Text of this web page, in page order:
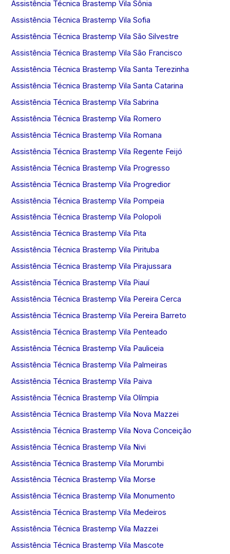
Assistência Técnica Brastemp Vila Sônia
Assistência Técnica Brastemp Vila Sofia
Assistência Técnica Brastemp Vila São Silvestre
Assistência Técnica Brastemp Vila São Francisco
Assistência Técnica Brastemp Vila Santa Terezinha
Assistência Técnica Brastemp Vila Santa Catarina
Assistência Técnica Brastemp Vila Sabrina
Assistência Técnica Brastemp Vila Romero
Assistência Técnica Brastemp Vila Romana
Assistência Técnica Brastemp Vila Regente Feijó
Assistência Técnica Brastemp Vila Progresso
Assistência Técnica Brastemp Vila Progredior
Assistência Técnica Brastemp Vila Pompeia
Assistência Técnica Brastemp Vila Polopoli
Assistência Técnica Brastemp Vila Pita
Assistência Técnica Brastemp Vila Pirituba
Assistência Técnica Brastemp Vila Pirajussara
Assistência Técnica Brastemp Vila Piauí
Assistência Técnica Brastemp Vila Pereira Cerca
Assistência Técnica Brastemp Vila Pereira Barreto
Assistência Técnica Brastemp Vila Penteado
Assistência Técnica Brastemp Vila Pauliceia
Assistência Técnica Brastemp Vila Palmeiras
Assistência Técnica Brastemp Vila Paiva
Assistência Técnica Brastemp Vila Olímpia
Assistência Técnica Brastemp Vila Nova Mazzei
Assistência Técnica Brastemp Vila Nova Conceição
Assistência Técnica Brastemp Vila Nivi
Assistência Técnica Brastemp Vila Morumbi
Assistência Técnica Brastemp Vila Morse
Assistência Técnica Brastemp Vila Monumento
Assistência Técnica Brastemp Vila Medeiros
Assistência Técnica Brastemp Vila Mazzei
Assistência Técnica Brastemp Vila Mascote